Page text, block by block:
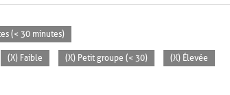
(< 30 minutes)
(X) Faible (X) Petit groupe (< 30) (X) Élevée